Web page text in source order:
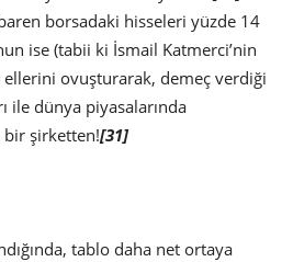
borsadaki hisseleri yüzde 14
ise (tabii ki İsmail Katmerci’nin
ovuşturarak, demeç verdiği
ile dünya piyasalarında
bir şirketten![31]
tablo daha net ortaya